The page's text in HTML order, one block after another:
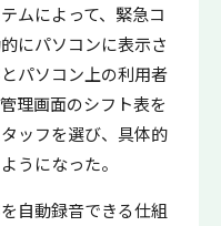
ムによって、緊急コ
にパソコンに表示さ
パソコン上の利用者
理画面のシフト表を
ッフを選び、具体的
うになった。
自動録音できる仕組